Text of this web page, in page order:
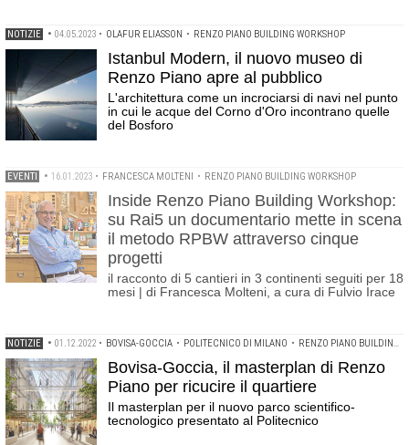
NOTIZIE • 04.05.2023 • OLAFUR ELIASSON • RENZO PIANO BUILDING WORKSHOP
Istanbul Modern, il nuovo museo di
Renzo Piano apre al pubblico
L'architettura come un incrociarsi di navi nel punto
in cui le acque del Corno d'Oro incontrano quelle
del Bosforo
EVENTI • 16.01.2023 • FRANCESCA MOLTENI • RENZO PIANO BUILDING WORKSHOP
Inside Renzo Piano Building Workshop:
su Rai5 un documentario mette in scena
il metodo RPBW attraverso cinque
progetti
il racconto di 5 cantieri in 3 continenti seguiti per 18
mesi | di Francesca Molteni, a cura di Fulvio Irace
NOTIZIE • 01.12.2022 • BOVISA-GOCCIA • POLITECNICO DI MILANO • RENZO PIANO BUILDING WORKSHOP
Bovisa-Goccia, il masterplan di Renzo
Piano per ricucire il quartiere
Il masterplan per il nuovo parco scientifico-
tecnologico presentato al Politecnico